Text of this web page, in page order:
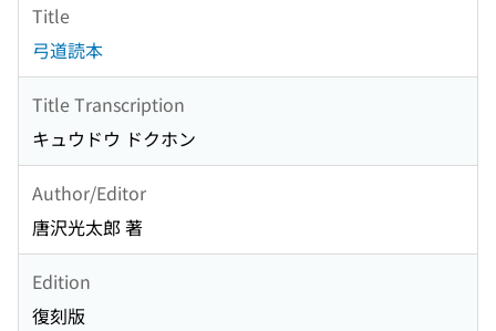
Title
弓道読本
Title Transcription
キュウドウ ドクホン
Author/Editor
唐沢光太郎 著
Edition
復刻版